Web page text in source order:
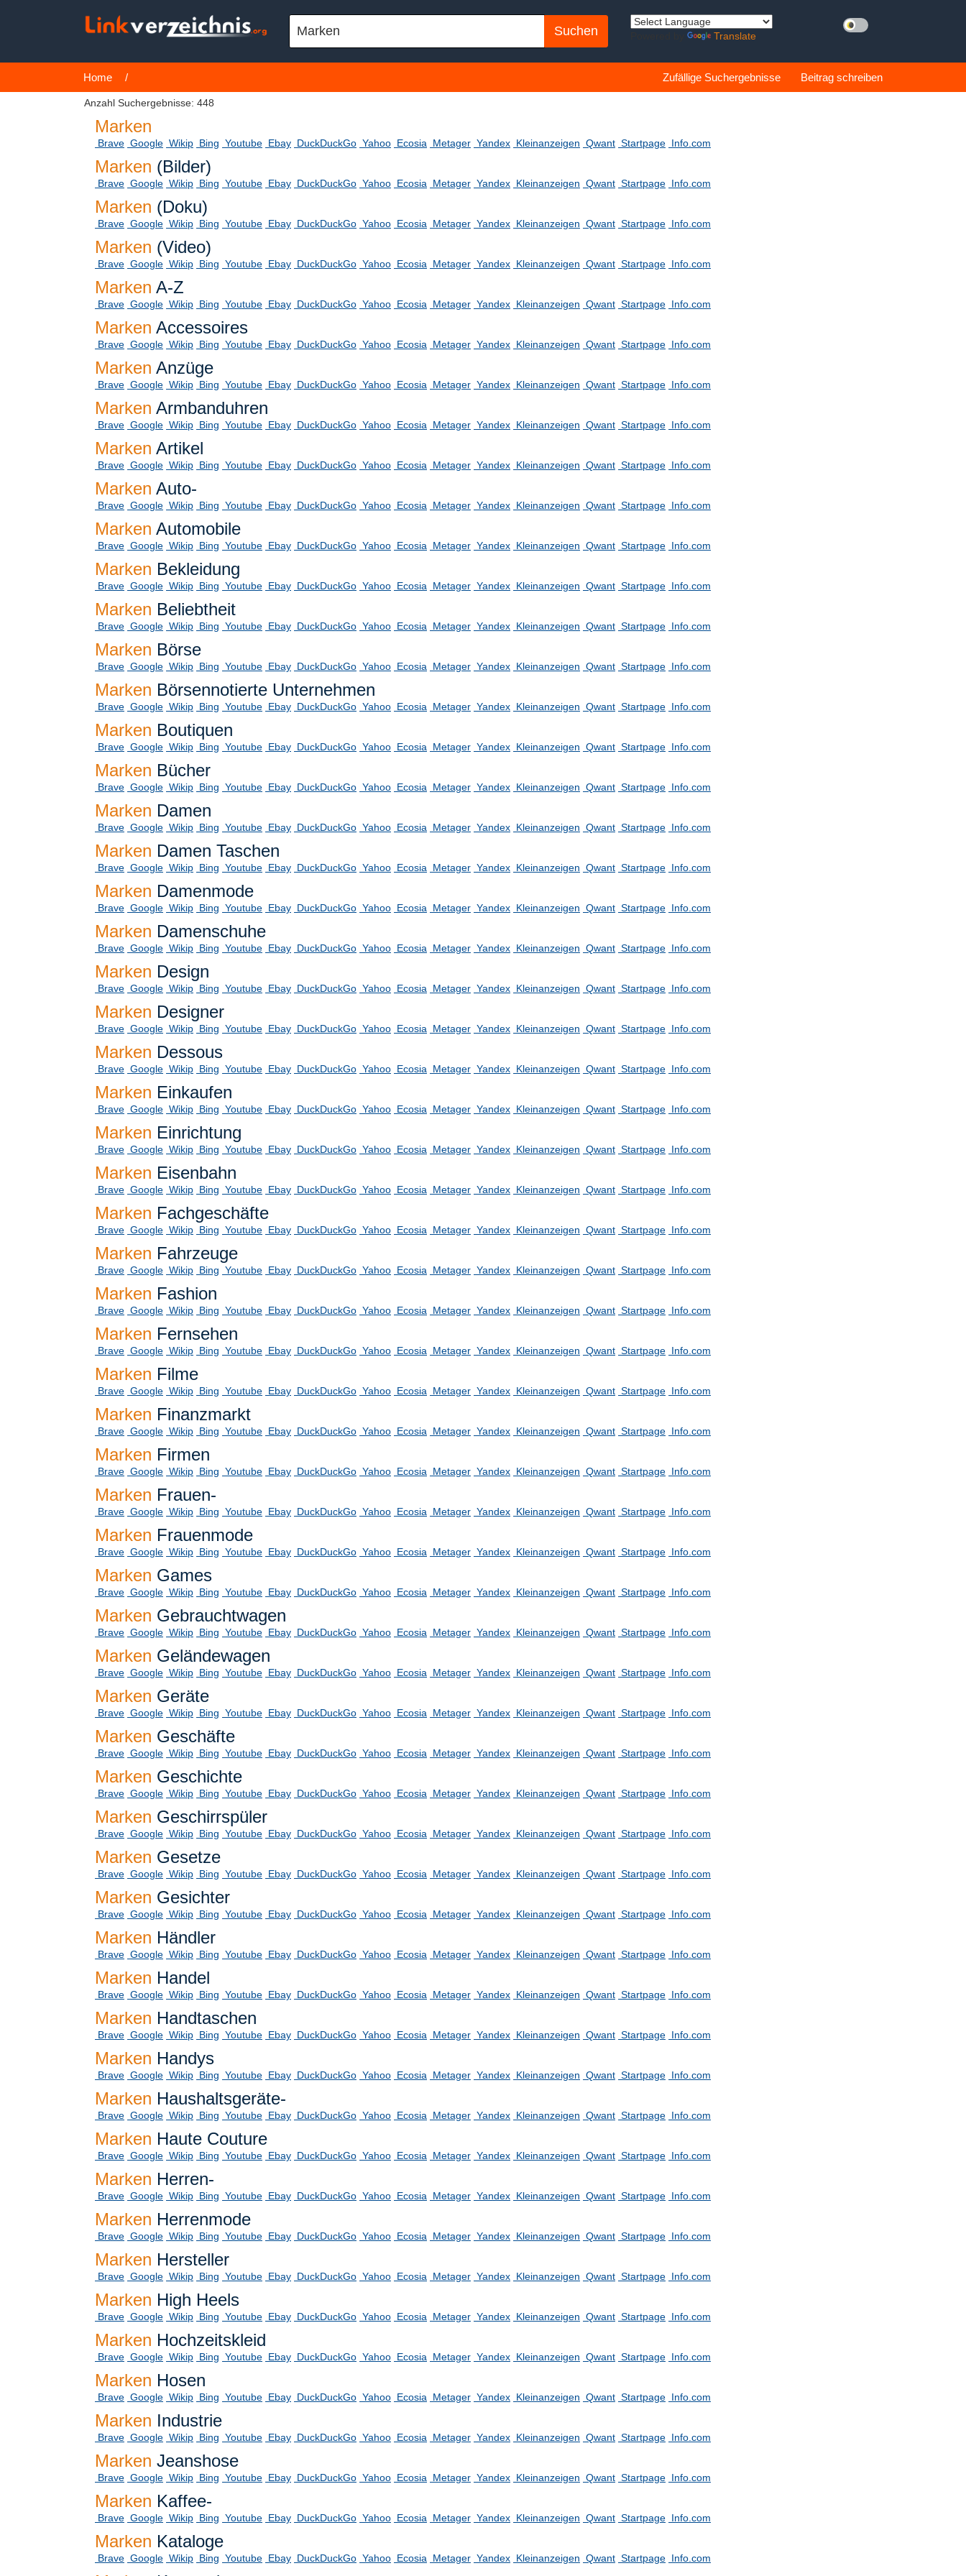
Translate
Home / Beitrag schreiben
Zufällige Suchergebnisse
Anzahl Suchergebnisse: 448
Marken
Brave Google Wikip Bing Youtube Ebay DuckDuckGo Yahoo Ecosia Metager Yandex Kleinanzeigen Qwant Startpage Info.com
Marken (Bilder)
Brave Google Wikip Bing Youtube Ebay DuckDuckGo Yahoo Ecosia Metager Yandex Kleinanzeigen Qwant Startpage Info.com
Marken (Doku)
Brave Google Wikip Bing Youtube Ebay DuckDuckGo Yahoo Ecosia Metager Yandex Kleinanzeigen Qwant Startpage Info.com
Marken (Video)
Brave Google Wikip Bing Youtube Ebay DuckDuckGo Yahoo Ecosia Metager Yandex Kleinanzeigen Qwant Startpage Info.com
Marken A-Z
Brave Google Wikip Bing Youtube Ebay DuckDuckGo Yahoo Ecosia Metager Yandex Kleinanzeigen Qwant Startpage Info.com
Marken Accessoires
Brave Google Wikip Bing Youtube Ebay DuckDuckGo Yahoo Ecosia Metager Yandex Kleinanzeigen Qwant Startpage Info.com
Marken Anzüge
Brave Google Wikip Bing Youtube Ebay DuckDuckGo Yahoo Ecosia Metager Yandex Kleinanzeigen Qwant Startpage Info.com
Marken Armbanduhren
Brave Google Wikip Bing Youtube Ebay DuckDuckGo Yahoo Ecosia Metager Yandex Kleinanzeigen Qwant Startpage Info.com
Marken Artikel
Brave Google Wikip Bing Youtube Ebay DuckDuckGo Yahoo Ecosia Metager Yandex Kleinanzeigen Qwant Startpage Info.com
Marken Auto-
Brave Google Wikip Bing Youtube Ebay DuckDuckGo Yahoo Ecosia Metager Yandex Kleinanzeigen Qwant Startpage Info.com
Marken Automobile
Brave Google Wikip Bing Youtube Ebay DuckDuckGo Yahoo Ecosia Metager Yandex Kleinanzeigen Qwant Startpage Info.com
Marken Bekleidung
Brave Google Wikip Bing Youtube Ebay DuckDuckGo Yahoo Ecosia Metager Yandex Kleinanzeigen Qwant Startpage Info.com
Marken Beliebtheit
Brave Google Wikip Bing Youtube Ebay DuckDuckGo Yahoo Ecosia Metager Yandex Kleinanzeigen Qwant Startpage Info.com
Marken Börse
Brave Google Wikip Bing Youtube Ebay DuckDuckGo Yahoo Ecosia Metager Yandex Kleinanzeigen Qwant Startpage Info.com
Marken Börsennotierte Unternehmen
Brave Google Wikip Bing Youtube Ebay DuckDuckGo Yahoo Ecosia Metager Yandex Kleinanzeigen Qwant Startpage Info.com
Marken Boutiquen
Brave Google Wikip Bing Youtube Ebay DuckDuckGo Yahoo Ecosia Metager Yandex Kleinanzeigen Qwant Startpage Info.com
Marken Bücher
Brave Google Wikip Bing Youtube Ebay DuckDuckGo Yahoo Ecosia Metager Yandex Kleinanzeigen Qwant Startpage Info.com
Marken Damen
Brave Google Wikip Bing Youtube Ebay DuckDuckGo Yahoo Ecosia Metager Yandex Kleinanzeigen Qwant Startpage Info.com
Marken Damen Taschen
Brave Google Wikip Bing Youtube Ebay DuckDuckGo Yahoo Ecosia Metager Yandex Kleinanzeigen Qwant Startpage Info.com
Marken Damenmode
Brave Google Wikip Bing Youtube Ebay DuckDuckGo Yahoo Ecosia Metager Yandex Kleinanzeigen Qwant Startpage Info.com
Marken Damenschuhe
Brave Google Wikip Bing Youtube Ebay DuckDuckGo Yahoo Ecosia Metager Yandex Kleinanzeigen Qwant Startpage Info.com
Marken Design
Brave Google Wikip Bing Youtube Ebay DuckDuckGo Yahoo Ecosia Metager Yandex Kleinanzeigen Qwant Startpage Info.com
Marken Designer
Brave Google Wikip Bing Youtube Ebay DuckDuckGo Yahoo Ecosia Metager Yandex Kleinanzeigen Qwant Startpage Info.com
Marken Dessous
Brave Google Wikip Bing Youtube Ebay DuckDuckGo Yahoo Ecosia Metager Yandex Kleinanzeigen Qwant Startpage Info.com
Marken Einkaufen
Brave Google Wikip Bing Youtube Ebay DuckDuckGo Yahoo Ecosia Metager Yandex Kleinanzeigen Qwant Startpage Info.com
Marken Einrichtung
Brave Google Wikip Bing Youtube Ebay DuckDuckGo Yahoo Ecosia Metager Yandex Kleinanzeigen Qwant Startpage Info.com
Marken Eisenbahn
Brave Google Wikip Bing Youtube Ebay DuckDuckGo Yahoo Ecosia Metager Yandex Kleinanzeigen Qwant Startpage Info.com
Marken Fachgeschäfte
Brave Google Wikip Bing Youtube Ebay DuckDuckGo Yahoo Ecosia Metager Yandex Kleinanzeigen Qwant Startpage Info.com
Marken Fahrzeuge
Brave Google Wikip Bing Youtube Ebay DuckDuckGo Yahoo Ecosia Metager Yandex Kleinanzeigen Qwant Startpage Info.com
Marken Fashion
Brave Google Wikip Bing Youtube Ebay DuckDuckGo Yahoo Ecosia Metager Yandex Kleinanzeigen Qwant Startpage Info.com
Marken Fernsehen
Brave Google Wikip Bing Youtube Ebay DuckDuckGo Yahoo Ecosia Metager Yandex Kleinanzeigen Qwant Startpage Info.com
Marken Filme
Brave Google Wikip Bing Youtube Ebay DuckDuckGo Yahoo Ecosia Metager Yandex Kleinanzeigen Qwant Startpage Info.com
Marken Finanzmarkt
Brave Google Wikip Bing Youtube Ebay DuckDuckGo Yahoo Ecosia Metager Yandex Kleinanzeigen Qwant Startpage Info.com
Marken Firmen
Brave Google Wikip Bing Youtube Ebay DuckDuckGo Yahoo Ecosia Metager Yandex Kleinanzeigen Qwant Startpage Info.com
Marken Frauen-
Brave Google Wikip Bing Youtube Ebay DuckDuckGo Yahoo Ecosia Metager Yandex Kleinanzeigen Qwant Startpage Info.com
Marken Frauenmode
Brave Google Wikip Bing Youtube Ebay DuckDuckGo Yahoo Ecosia Metager Yandex Kleinanzeigen Qwant Startpage Info.com
Marken Games
Brave Google Wikip Bing Youtube Ebay DuckDuckGo Yahoo Ecosia Metager Yandex Kleinanzeigen Qwant Startpage Info.com
Marken Gebrauchtwagen
Brave Google Wikip Bing Youtube Ebay DuckDuckGo Yahoo Ecosia Metager Yandex Kleinanzeigen Qwant Startpage Info.com
Marken Geländewagen
Brave Google Wikip Bing Youtube Ebay DuckDuckGo Yahoo Ecosia Metager Yandex Kleinanzeigen Qwant Startpage Info.com
Marken Geräte
Brave Google Wikip Bing Youtube Ebay DuckDuckGo Yahoo Ecosia Metager Yandex Kleinanzeigen Qwant Startpage Info.com
Marken Geschäfte
Brave Google Wikip Bing Youtube Ebay DuckDuckGo Yahoo Ecosia Metager Yandex Kleinanzeigen Qwant Startpage Info.com
Marken Geschichte
Brave Google Wikip Bing Youtube Ebay DuckDuckGo Yahoo Ecosia Metager Yandex Kleinanzeigen Qwant Startpage Info.com
Marken Geschirrspüler
Brave Google Wikip Bing Youtube Ebay DuckDuckGo Yahoo Ecosia Metager Yandex Kleinanzeigen Qwant Startpage Info.com
Marken Gesetze
Brave Google Wikip Bing Youtube Ebay DuckDuckGo Yahoo Ecosia Metager Yandex Kleinanzeigen Qwant Startpage Info.com
Marken Gesichter
Brave Google Wikip Bing Youtube Ebay DuckDuckGo Yahoo Ecosia Metager Yandex Kleinanzeigen Qwant Startpage Info.com
Marken Händler
Brave Google Wikip Bing Youtube Ebay DuckDuckGo Yahoo Ecosia Metager Yandex Kleinanzeigen Qwant Startpage Info.com
Marken Handel
Brave Google Wikip Bing Youtube Ebay DuckDuckGo Yahoo Ecosia Metager Yandex Kleinanzeigen Qwant Startpage Info.com
Marken Handtaschen
Brave Google Wikip Bing Youtube Ebay DuckDuckGo Yahoo Ecosia Metager Yandex Kleinanzeigen Qwant Startpage Info.com
Marken Handys
Brave Google Wikip Bing Youtube Ebay DuckDuckGo Yahoo Ecosia Metager Yandex Kleinanzeigen Qwant Startpage Info.com
Marken Haushaltsgeräte-
Brave Google Wikip Bing Youtube Ebay DuckDuckGo Yahoo Ecosia Metager Yandex Kleinanzeigen Qwant Startpage Info.com
Marken Haute Couture
Brave Google Wikip Bing Youtube Ebay DuckDuckGo Yahoo Ecosia Metager Yandex Kleinanzeigen Qwant Startpage Info.com
Marken Herren-
Brave Google Wikip Bing Youtube Ebay DuckDuckGo Yahoo Ecosia Metager Yandex Kleinanzeigen Qwant Startpage Info.com
Marken Herrenmode
Brave Google Wikip Bing Youtube Ebay DuckDuckGo Yahoo Ecosia Metager Yandex Kleinanzeigen Qwant Startpage Info.com
Marken Hersteller
Brave Google Wikip Bing Youtube Ebay DuckDuckGo Yahoo Ecosia Metager Yandex Kleinanzeigen Qwant Startpage Info.com
Marken High Heels
Brave Google Wikip Bing Youtube Ebay DuckDuckGo Yahoo Ecosia Metager Yandex Kleinanzeigen Qwant Startpage Info.com
Marken Hochzeitskleid
Brave Google Wikip Bing Youtube Ebay DuckDuckGo Yahoo Ecosia Metager Yandex Kleinanzeigen Qwant Startpage Info.com
Marken Hosen
Brave Google Wikip Bing Youtube Ebay DuckDuckGo Yahoo Ecosia Metager Yandex Kleinanzeigen Qwant Startpage Info.com
Marken Industrie
Brave Google Wikip Bing Youtube Ebay DuckDuckGo Yahoo Ecosia Metager Yandex Kleinanzeigen Qwant Startpage Info.com
Marken Jeanshose
Brave Google Wikip Bing Youtube Ebay DuckDuckGo Yahoo Ecosia Metager Yandex Kleinanzeigen Qwant Startpage Info.com
Marken Kaffee-
Brave Google Wikip Bing Youtube Ebay DuckDuckGo Yahoo Ecosia Metager Yandex Kleinanzeigen Qwant Startpage Info.com
Marken Kataloge
Brave Google Wikip Bing Youtube Ebay DuckDuckGo Yahoo Ecosia Metager Yandex Kleinanzeigen Qwant Startpage Info.com